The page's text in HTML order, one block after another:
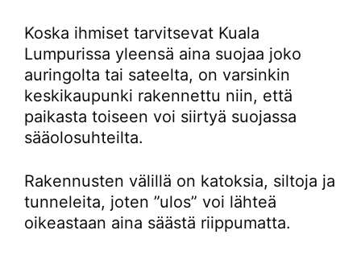
Koska ihmiset tarvitsevat Kuala
Lumpurissa yleensä aina suojaa joko
auringolta tai sateelta, on varsinkin
keskikaupunki rakennettu niin, että
paikasta toiseen voi siirtyä suojassa
sääolosuhteilta.
Rakennusten välillä on katoksia, siltoja ja
tunneleita, joten ”ulos” voi lähteä
oikeastaan aina säästä riippumatta.